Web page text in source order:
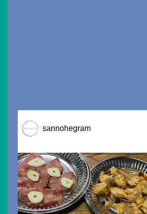
sannohegram